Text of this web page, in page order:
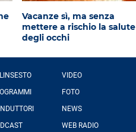
Vacanze sì, ma senza
mettere a rischio la salute
degli occhi
VIDEO
FOTO
NEWS
WEB RADIO